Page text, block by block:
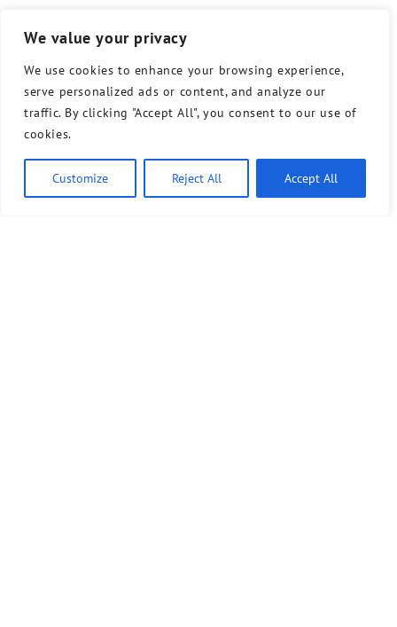
We value your privacy
We use cookies to enhance your browsing experience,
serve personalized ads or content, and analyze our
traffic. By clicking "Accept All", you consent to our use of
cookies.
Customize Reject All Accept All